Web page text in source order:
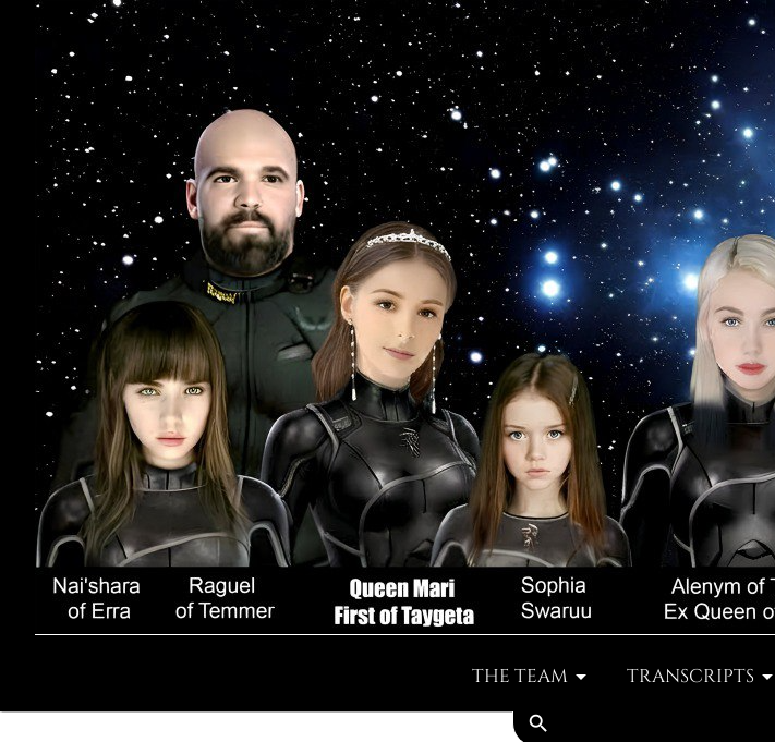
THE TEAM TRANSCRIPTS
search